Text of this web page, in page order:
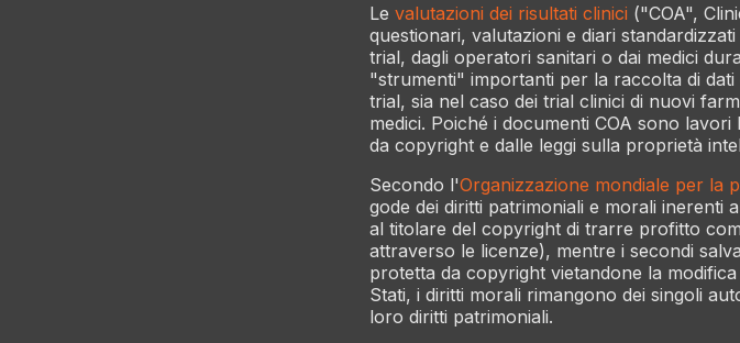
Le valutazioni dei risultati clinici ("COA",
questionari, valutazioni e diari
trial, dagli operatori sanitari o dai medici
"strumenti" importanti per la raccolta di
trial, sia nel caso dei trial clinici di nuovi
medici. Poiché i documenti COA sono
da copyright e dalle leggi sulla proprietà
Secondo l'Organizzazione mondiale per la
gode dei diritti patrimoniali e morali inerenti
al titolare del copyright di trarre profitto
attraverso le licenze), mentre i secondi
protetta da copyright vietandone la
Stati, i diritti morali rimangono dei singoli
loro diritti patrimoniali.